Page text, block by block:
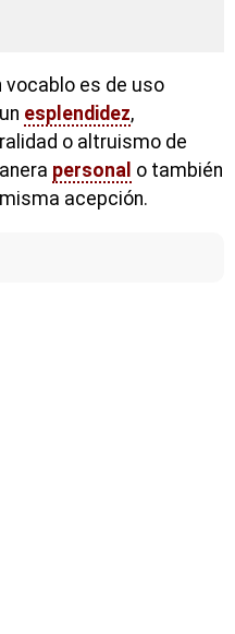
vocablo es de uso
esplendidez,
o altruismo de
personal o también
acepción.